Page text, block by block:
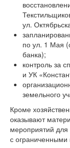
ул.
по ул. 1 Мая
банка);
контроль за
и УК
земельного
Кроме
оказывают
мероприятий
с ограниченными